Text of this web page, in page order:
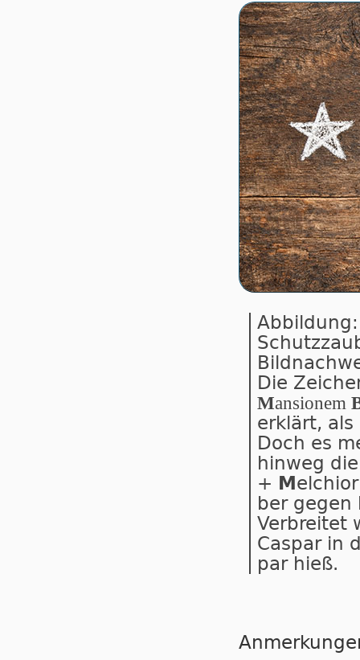
Die
Man­si­o­nem
er­klärt, als
Doch es
hin­weg
+ M
ber ge­gen
Ver­brei­tet
Cas­par in
par hieß.